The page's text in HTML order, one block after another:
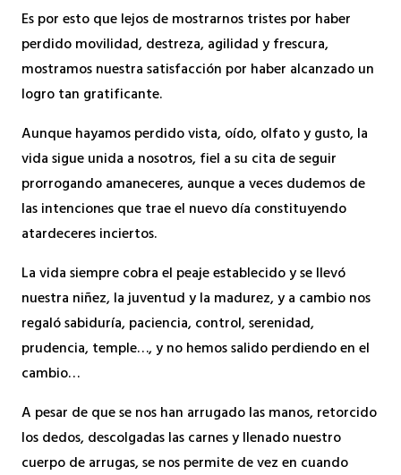
Es por esto que lejos de mostrarnos tristes por haber
perdido movilidad, destreza, agilidad y frescura,
mostramos nuestra satisfacción por haber alcanzado un
logro tan gratificante.
Aunque hayamos perdido vista, oído, olfato y gusto, la
vida sigue unida a nosotros, fiel a su cita de seguir
prorrogando amaneceres, aunque a veces dudemos de
las intenciones que trae el nuevo día constituyendo
atardeceres inciertos.
La vida siempre cobra el peaje establecido y se llevó
nuestra niñez, la juventud y la madurez, y a cambio nos
regaló sabiduría, paciencia, control, serenidad,
prudencia, temple…, y no hemos salido perdiendo en el
cambio…
A pesar de que se nos han arrugado las manos, retorcido
los dedos, descolgadas las carnes y llenado nuestro
cuerpo de arrugas, se nos permite de vez en cuando